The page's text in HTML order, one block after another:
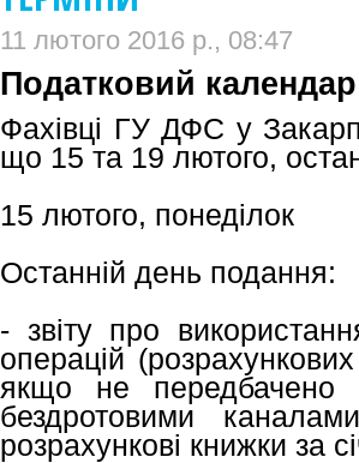
11 лютого 2016 р., 08:47
Податковий календар
Фахівці ГУ ДФС у
що 15 та 19 лютого,
15 лютого, понеділок
Останній день подання:
- звіту про
операцій
якщо не передбачено
бездротовими
розрахункові книжки за